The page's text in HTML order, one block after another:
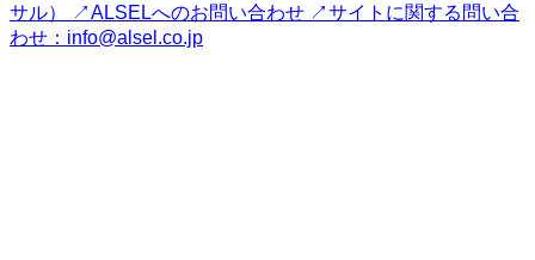
サル） ↗ALSELへのお問い合わせ ↗サイトに関する問い合
わせ：info@alsel.co.jp